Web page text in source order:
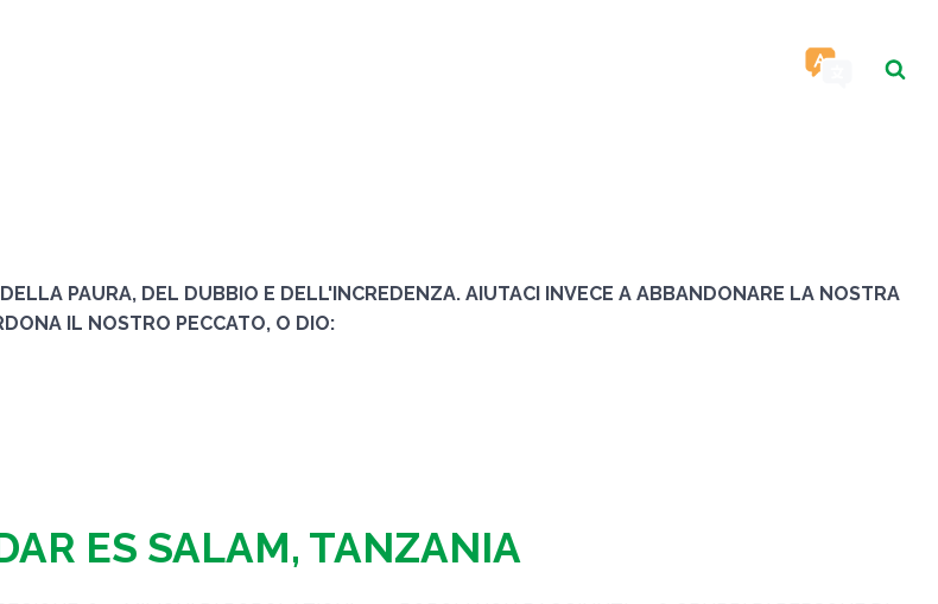
PAURA, DEL DUBBIO E DELL'INCREDENZA. AIUTACI INVECE A ABBANDONARE LA NOSTRA
IL NOSTRO PECCATO, O DIO:
ES SALAM, TANZANIA